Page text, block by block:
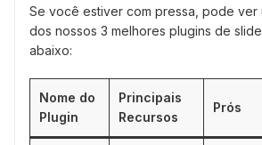
Se você estiver com pressa, pode ver
dos nossos 3 melhores plugins de
abaixo:
Nome do
Plugin
Principais
Recursos
Prós